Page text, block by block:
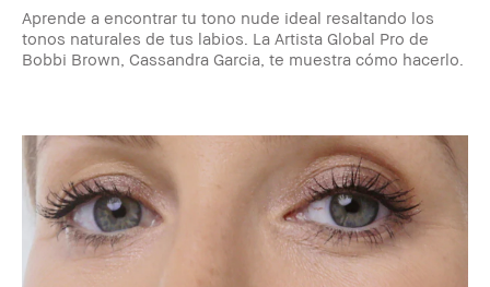
Aprende a encontrar tu tono nude ideal resaltando los
tonos naturales de tus labios. La Artista Global Pro de
Bobbi Brown, Cassandra Garcia, te muestra cómo hacerlo.